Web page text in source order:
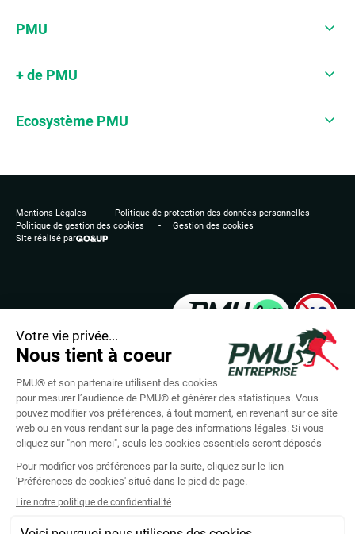
PMU
+ de PMU
Ecosystème PMU
Mentions Légales
Politique de protection des données personnelles
Politique de gestion des cookies
Gestion des cookies
Site réalisé par
LES JEUX D’ARGENT ET DE HASARD PEUVENT
ÊTRE DANGEREUX : PERTES D’ARGENT, CONFLITS
FAMILIAUX, ADDICTION...
RETROUVEZ NOS CONSEILS SUR JOUEURS-INFO-
SERVICE.